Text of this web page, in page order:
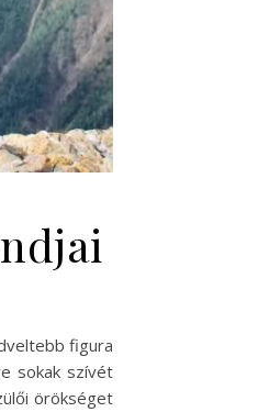
figura
sokak szívét
örökséget